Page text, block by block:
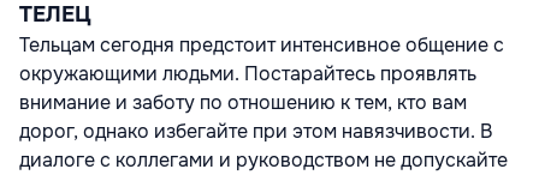
ТЕЛЕЦ
Тельцам сегодня предстоит интенсивное общение с
окружающими людьми. Постарайтесь проявлять
внимание и заботу по отношению к тем, кто вам
дорог, однако избегайте при этом навязчивости. В
диалоге с коллегами и руководством не допускайте